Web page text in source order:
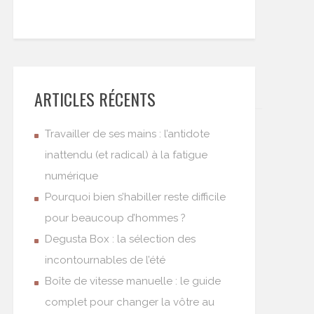
ARTICLES RÉCENTS
Travailler de ses mains : l’antidote
inattendu (et radical) à la fatigue
numérique
Pourquoi bien s’habiller reste difficile
pour beaucoup d’hommes ?
Degusta Box : la sélection des
incontournables de l’été
Boîte de vitesse manuelle : le guide
complet pour changer la vôtre au